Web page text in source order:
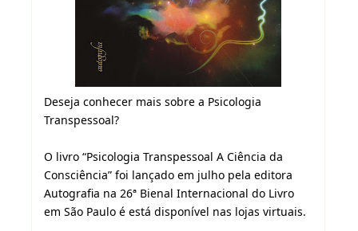
Deseja conhecer mais sobre a Psicologia
Transpessoal?
O livro “Psicologia Transpessoal A Ciência da
Consciência” foi lançado em julho pela editora
Autografia na 26ª Bienal Internacional do Livro
em São Paulo é está disponível nas lojas virtuais.